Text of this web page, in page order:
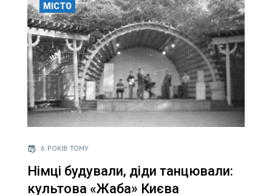
МІСТО
6 РОКІВ ТОМУ
Німці будували, діди танцювали:
культова «Жаба» Києва